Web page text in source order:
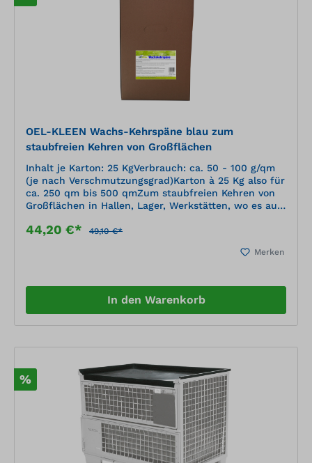
OEL-KLEEN Wachs-Kehrspäne blau zum
staubfreien Kehren von Großflächen
Inhalt je Karton: 25 KgVerbrauch: ca. 50 - 100 g/qm
(je nach Verschmutzungsgrad)Karton à 25 Kg also für
ca. 250 qm bis 500 qmZum staubfreien Kehren von
Großflächen in Hallen, Lager, Werkstätten, wo es auf
ankommt.Enthalten Lösungsmittel und hochwertige
Konzentrat.Für alle lösungsmittelbeständigen Böden
Boden geben, und diese wie beim normalen Kehren
vor sich hinbewegen.Auf stark verschmutzen Stellen
Kehrspane mit dem Kehrbesen verreiben.
44,20 €* 49,10 €*
Merken
In den Warenkorb
%